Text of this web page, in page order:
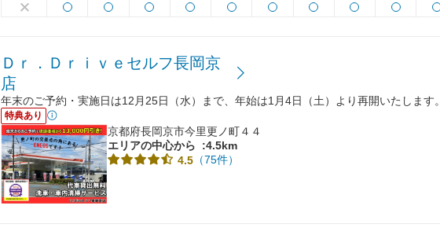
Ｄｒ．Ｄｒｉｖｅセルフ長岡京
店
年末のご予約・実施日は12月25日（水）まで、年始は1月4日（土）より再開いたします。
特典あり
京都府長岡京市今里更ノ町４４
エリアの中心から
:4.5km
4.5 （75件）